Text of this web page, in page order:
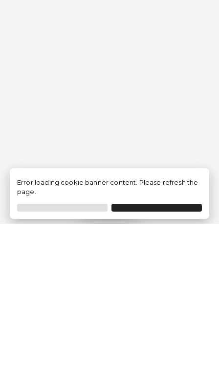
Filtrer
Error loading cookie banner content. Please refresh the
page.